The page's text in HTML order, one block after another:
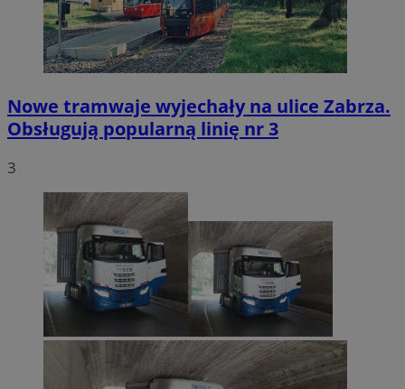
Nowe tramwaje wyjechały na ulice Zabrza.
Obsługują popularną linię nr 3
3